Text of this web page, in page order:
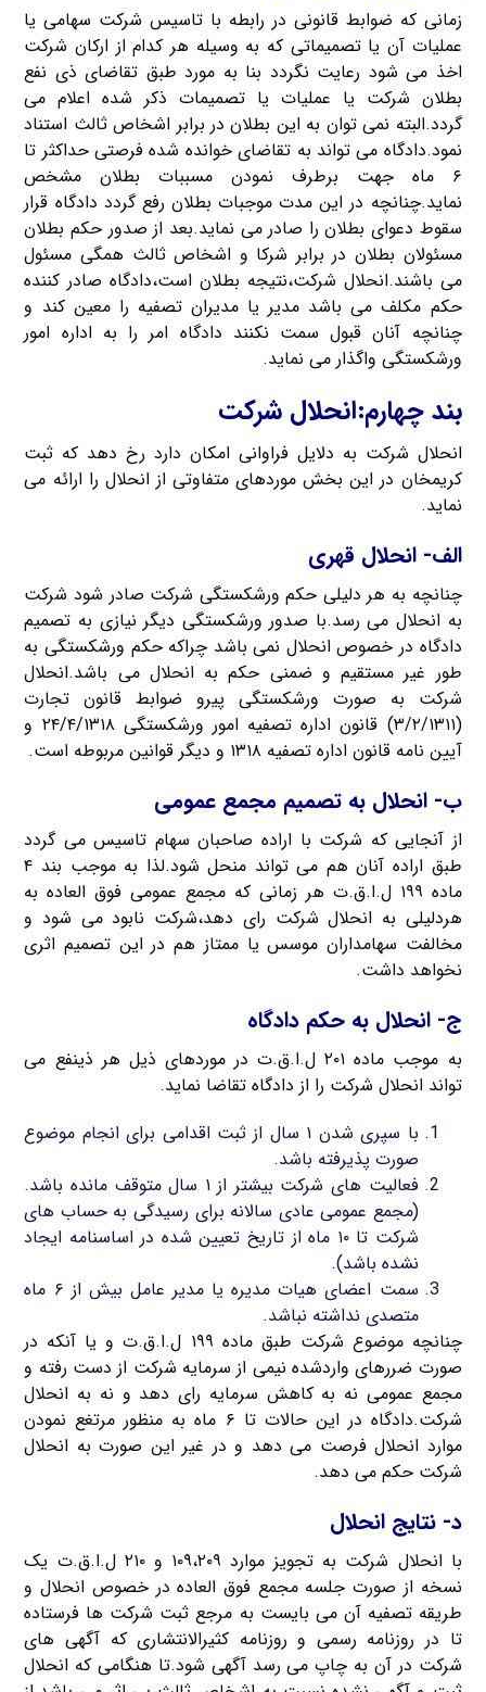
زمانی که ضوابط قانونی در رابطه با تاسیس شرکت سهامی یا
عملیات آن یا تصمیماتی که به وسیله هر کدام از ارکان شرکت
اخذ می شود رعایت نگردد بنا به مورد طبق تقاضای ذی نفع
بطلان شرکت یا عملیات یا تصمیمات ذکر شده اعلام می
گردد.البته نمی توان به این بطلان در برابر اشخاص ثالث استناد
نمود.دادگاه می تواند به تقاضای خوانده شده فرصتی حداکثر تا
۶ ماه جهت برطرف نمودن مسببات بطلان مشخص
نماید.چنانچه در این مدت موجبات بطلان رفع گردد دادگاه قرار
سقوط دعوای بطلان را صادر می نماید.بعد از صدور حکم بطلان
مسئولان بطلان در برابر شرکا و اشخاص ثالث همگی مسئول
می باشند.انحلال شرکت،نتیجه بطلان است،دادگاه صادر کننده
حکم مکلف می باشد مدیر یا مدیران تصفیه را معین کند و
چنانچه آنان قبول سمت نکنند دادگاه امر را به اداره امور
ورشکستگی واگذار می نماید.
بند چهارم:انحلال شرکت
انحلال شرکت به دلایل فراوانی امکان دارد رخ دهد که ثبت
کریمخان در این بخش موردهای متفاوتی از انحلال را ارائه می
نماید.
الف- انحلال قهری
چنانچه به هر دلیلی حکم ورشکستگی شرکت صادر شود شرکت
به انحلال می رسد.با صدور ورشکستگی دیگر نیازی به تصمیم
دادگاه در خصوص انحلال نمی باشد چراکه حکم ورشکستگی به
طور غیر مستقیم و ضمنی حکم به انحلال می باشد.انحلال
شرکت به صورت ورشکستگی پیرو ضوابط قانون تجارت
(۳/۲/۱۳۱۱) قانون اداره تصفیه امور ورشکستگی ۲۴/۴/۱۳۱۸ و
آیین نامه قانون اداره تصفیه ۱۳۱۸ و دیگر قوانین مربوطه است.
ب- انحلال به تصمیم مجمع عمومی
از آنجایی که شرکت با اراده صاحبان سهام تاسیس می گردد
طبق اراده آنان هم می تواند منحل شود.لذا به موجب بند ۴
ماده ۱۹۹ ل.ا.ق.ت هر زمانی که مجمع عمومی فوق العاده به
هردلیلی به انحلال شرکت رای دهد،شرکت نابود می شود و
مخالفت سهامداران موسس یا ممتاز هم در این تصمیم اثری
نخواهد داشت.
ج- انحلال به حکم دادگاه
به موجب ماده ۲۰۱ ل.ا.ق.ت در موردهای ذیل هر ذینفع می
تواند انحلال شرکت را از دادگاه تقاضا نماید.
با سپری شدن ۱ سال از ثبت اقدامی برای انجام موضوع
صورت پذیرفته باشد.
فعالیت های شرکت بیشتر از ۱ سال متوقف مانده باشد.
(مجمع عمومی عادی سالانه برای رسیدگی به حساب های
شرکت تا ۱۰ ماه از تاریخ تعیین شده در اساسنامه ایجاد
نشده باشد).
سمت اعضای هیات مدیره یا مدیر عامل بیش از ۶ ماه
متصدی نداشته نباشد.
چنانچه موضوع شرکت طبق ماده ۱۹۹ ل.ا.ق.ت و یا آنکه در
صورت ضررهای واردشده نیمی از سرمایه شرکت از دست رفته و
مجمع عمومی نه به کاهش سرمایه رای دهد و نه به انحلال
شرکت.دادگاه در این حالات تا ۶ ماه به منظور مرتغع نمودن
موارد انحلال فرصت می دهد و در غیر این صورت به انحلال
شرکت حکم می دهد.
د- نتایج انحلال
با انحلال شرکت به تجویز موارد ۱۰۹،۲۰۹ و ۲۱۰ ل.ا.ق.ت یک
نسخه از صورت جلسه مجمع فوق العاده در خصوص انحلال و
طریقه تصفیه آن می بایست به مرجع ثبت شرکت ها فرستاده
تا در روزنامه رسمی و روزنامه کثیرالانتشاری که آگهی های
شرکت در آن به چاپ می رسد آگهی شود.تا هنگامی که انحلال